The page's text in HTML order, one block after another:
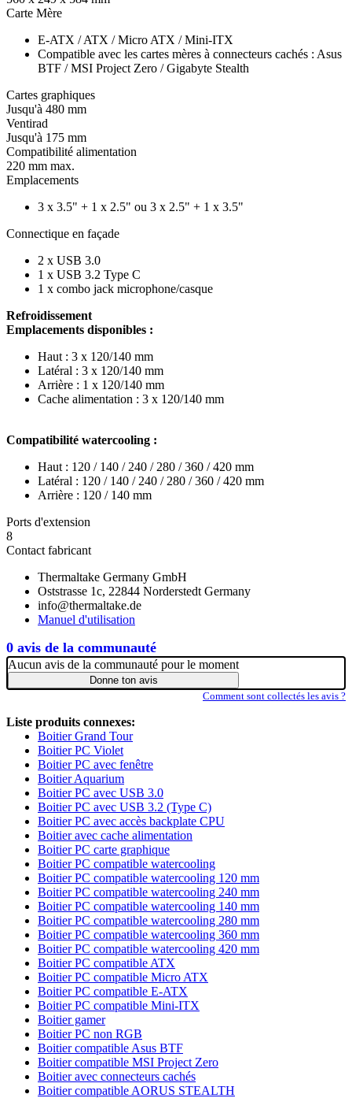
0 avis de la communauté
Carte Mère
E-ATX / ATX / Micro ATX / Mini-ITX
Compatible avec les cartes mères à connecteurs cachés : Asus
BTF / MSI Project Zero / Gigabyte Stealth
Cartes graphiques
Jusqu'à 480 mm
Ventirad
Jusqu'à 175 mm
Compatibilité alimentation
220 mm max.
Emplacements
3 x 3.5" + 1 x 2.5" ou 3 x 2.5" + 1 x 3.5"
Connectique en façade
2 x USB 3.0
1 x USB 3.2 Type C
1 x combo jack microphone/casque
Refroidissement
Emplacements disponibles :
Haut : 3 x 120/140 mm
Latéral : 3 x 120/140 mm
Arrière : 1 x 120/140 mm
Cache alimentation : 3 x 120/140 mm
Compatibilité watercooling :
Haut : 120 / 140 / 240 / 280 / 360 / 420 mm
Latéral : 120 / 140 / 240 / 280 / 360 / 420 mm
Arrière : 120 / 140 mm
Ports d'extension
8
Contact fabricant
Thermaltake Germany GmbH
Oststrasse 1c, 22844 Norderstedt Germany
info@thermaltake.de
Manuel d'utilisation
Aucun avis de la communauté pour le moment
Donne ton avis
Comment sont collectés les avis ?
Liste produits connexes:
Boitier Grand Tour
Boitier PC Violet
Boitier PC avec fenêtre
Boitier Aquarium
Boitier PC avec USB 3.0
Boitier PC avec USB 3.2 (Type C)
Boitier PC avec accès backplate CPU
Boitier avec cache alimentation
Boitier PC carte graphique
Boitier PC compatible watercooling
Boitier PC compatible watercooling 120 mm
Boitier PC compatible watercooling 240 mm
Boitier PC compatible watercooling 140 mm
Boitier PC compatible watercooling 280 mm
Boitier PC compatible watercooling 360 mm
Boitier PC compatible watercooling 420 mm
Boitier PC compatible ATX
Boitier PC compatible Micro ATX
Boitier PC compatible E-ATX
Boitier PC compatible Mini-ITX
Boitier gamer
Boitier PC non RGB
Boitier compatible Asus BTF
Boitier compatible MSI Project Zero
Boitier avec connecteurs cachés
Boitier compatible AORUS STEALTH